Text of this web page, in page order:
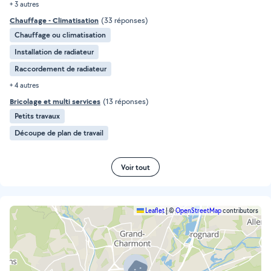
+ 3 autres
Chauffage - Climatisation (33 réponses)
Chauffage ou climatisation
Installation de radiateur
Raccordement de radiateur
+ 4 autres
Bricolage et multi services (13 réponses)
Petits travaux
Découpe de plan de travail
Voir tout
Leaflet|©OpenStreetMapcontributors